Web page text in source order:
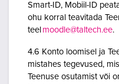
Smart-ID, Mobiil-ID
ohu korral teavitada
teel moodle@taltech.ee.
4.6 Konto loomisel ja
mistahes tegevused,
Teenuse osutamist või